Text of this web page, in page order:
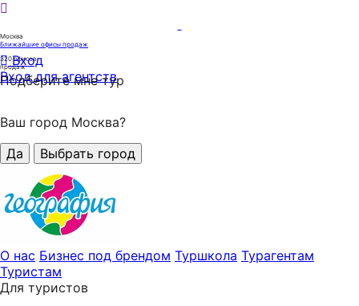
Москва
Ближайшие офисы продаж
320офисов
продаж
Вход
Вход для агентств
Подберите мне тур
Ваш город Москва?
Да
Выбрать город
О нас Бизнес под брендом Туршкола Турагентам
Туристам
Для туристов